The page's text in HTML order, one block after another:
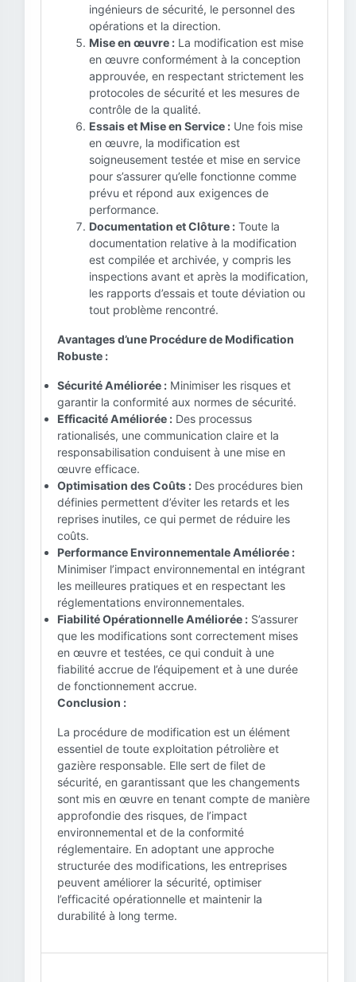
ingénieurs de sécurité, le personnel des
opérations et la direction.
Mise en œuvre : La modification est mise
en œuvre conformément à la conception
approuvée, en respectant strictement les
protocoles de sécurité et les mesures de
contrôle de la qualité.
Essais et Mise en Service : Une fois mise
en œuvre, la modification est
soigneusement testée et mise en service
pour s’assurer qu’elle fonctionne comme
prévu et répond aux exigences de
performance.
Documentation et Clôture : Toute la
documentation relative à la modification
est compilée et archivée, y compris les
inspections avant et après la modification,
les rapports d’essais et toute déviation ou
tout problème rencontré.
Avantages d’une Procédure de Modification
Robuste :
Sécurité Améliorée : Minimiser les risques et
garantir la conformité aux normes de sécurité.
Efficacité Améliorée : Des processus
rationalisés, une communication claire et la
responsabilisation conduisent à une mise en
œuvre efficace.
Optimisation des Coûts : Des procédures bien
définies permettent d’éviter les retards et les
reprises inutiles, ce qui permet de réduire les
coûts.
Performance Environnementale Améliorée :
Minimiser l’impact environnemental en intégrant
les meilleures pratiques et en respectant les
réglementations environnementales.
Fiabilité Opérationnelle Améliorée : S’assurer
que les modifications sont correctement mises
en œuvre et testées, ce qui conduit à une
fiabilité accrue de l’équipement et à une durée
de fonctionnement accrue.
Conclusion :
La procédure de modification est un élément
essentiel de toute exploitation pétrolière et
gazière responsable. Elle sert de filet de
sécurité, en garantissant que les changements
sont mis en œuvre en tenant compte de manière
approfondie des risques, de l’impact
environnemental et de la conformité
réglementaire. En adoptant une approche
structurée des modifications, les entreprises
peuvent améliorer la sécurité, optimiser
l’efficacité opérationnelle et maintenir la
durabilité à long terme.